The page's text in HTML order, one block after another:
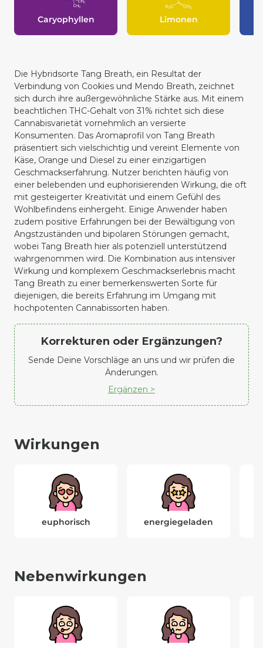
Caryophyllen Limonen
Die Hybridsorte Tang Breath, ein Resultat der
Verbindung von Cookies und Mendo Breath, zeichnet
sich durch ihre außergewöhnliche Stärke aus. Mit einem
beachtlichen THC-Gehalt von 31% richtet sich diese
Cannabisvarietät vornehmlich an versierte
Konsumenten. Das Aromaprofil von Tang Breath
präsentiert sich vielschichtig und vereint Elemente von
Käse, Orange und Diesel zu einer einzigartigen
Geschmackserfahrung. Nutzer berichten häufig von
einer belebenden und euphorisierenden Wirkung, die oft
mit gesteigerter Kreativität und einem Gefühl des
Wohlbefindens einhergeht. Einige Anwender haben
zudem positive Erfahrungen bei der Bewältigung von
Angstzuständen und bipolaren Störungen gemacht,
wobei Tang Breath hier als potenziell unterstützend
wahrgenommen wird. Die Kombination aus intensiver
Wirkung und komplexem Geschmackserlebnis macht
Tang Breath zu einer bemerkenswerten Sorte für
diejenigen, die bereits Erfahrung im Umgang mit
hochpotenten Cannabissorten haben.
Korrekturen oder Ergänzungen?
Sende Deine Vorschläge an uns und wir prüfen die
Änderungen.
Ergänzen >
Wirkungen
euphorisch energiegeladen
Nebenwirkungen